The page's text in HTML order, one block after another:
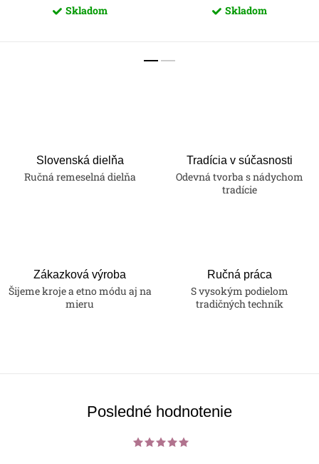
Skladom Skladom
Slovenská dielňa
Ručná remeselná dielňa
Tradícia v súčasnosti
Odevná tvorba s nádychom
tradície
Zákazková výroba
Šijeme kroje a etno módu aj na
mieru
Ručná práca
S vysokým podielom
tradičných techník
Posledné hodnotenie